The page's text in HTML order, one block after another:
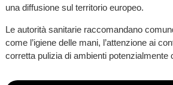
una diffusione sul territorio europeo.
Le autorità sanitarie raccomandano
come l’igiene delle mani, l’attenzione ai
corretta pulizia di ambienti potenzialmente